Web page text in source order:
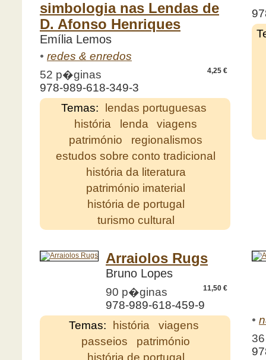
simbologia nas Lendas de
D. Afonso Henriques
Emília Lemos
• redes & enredos
4,25 €
52 p�ginas
978-989-618-349-3
Temas:
lendas portuguesas
história
lenda
viagens
património
regionalismos
estudos sobre conto tradicional
história da literatura
património imaterial
história de portugal
turismo cultural
Arraiolos Rugs
Bruno Lopes
11,50 €
90 p�ginas
978-989-618-459-9
Temas:
história
viagens
passeios
património
•